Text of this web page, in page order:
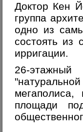
Доктор Кен
группа
одно из
состоять из
ирригации.
26-
площади